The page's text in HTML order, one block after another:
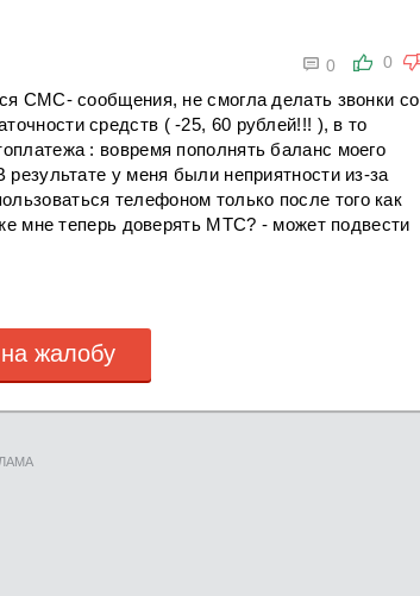
0
 0
СМС- сообщения, не смогла делать звонки со
средств ( -25, 60 рублей!!! ), в то
: вовремя пополнять баланс моего
у меня были неприятности из-за
телефоном только после того как
мне теперь доверять МТС? - может подвести
жалобу